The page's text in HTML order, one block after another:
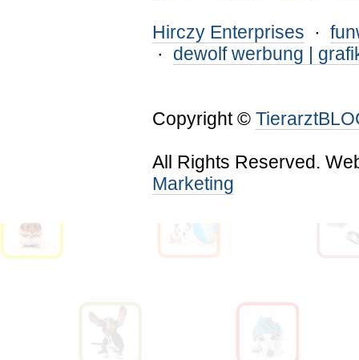
Hirczy Enterprises ·
· dewolf werbung |
Copyright ©
All Rights Reserved.
Marketing